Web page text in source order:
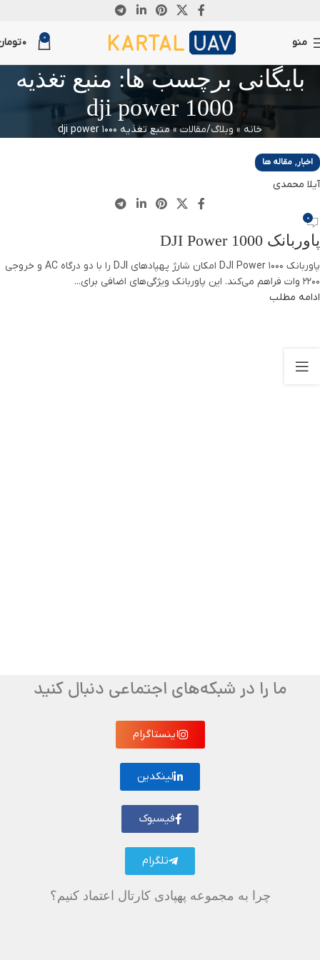
منو 0
0
بایگانی برچسب ها: منبع تغذیه
dji power 1000
خانه » وبلاگ/مقالات»منبع تغذیه dji power 1000
نوامبر
اخبار, مقاله ها
آیلا محمدی
0
پاوربانک DJI Power 1000
پاوربانک DJI Power 1000 امکان شارژ پهپادهای DJI را با دو درگاه AC و خروجی
۲۲۰۰ وات فراهم می‌کند. این پاوربانک ویژگی‌های اضافی برای...
ادامه مطلب
ما را در شبکه‌های اجتماعی دنبال کنید
اینستاگرام
لینکدین
فیسبوک
تلگرام
چرا به مجموعه پهپادی کارتال اعتماد کنیم؟